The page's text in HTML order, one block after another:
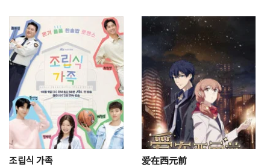
조립식 가족 爱在西元前